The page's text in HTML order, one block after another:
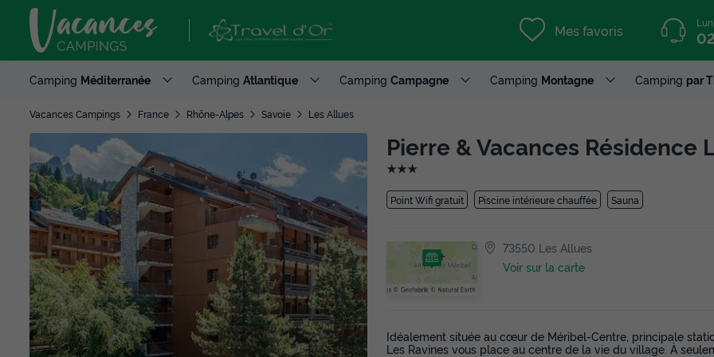
Mes favoris
Camping Méditerranée Camping Atlantique Camping Campagne Camping Montagne Camping par
Vacances Campings France Rhône-Alpes Savoie Les Allues
Pierre & Vacances Résidence
★★★
Point Wifi gratuit Piscine intérieure chauffée Sauna
73550 Les Allues
Voir sur la carte
Idéalement située au cœur de Méribel-Centre, principale
Les Ravines vous place au centre de la vie du village. À